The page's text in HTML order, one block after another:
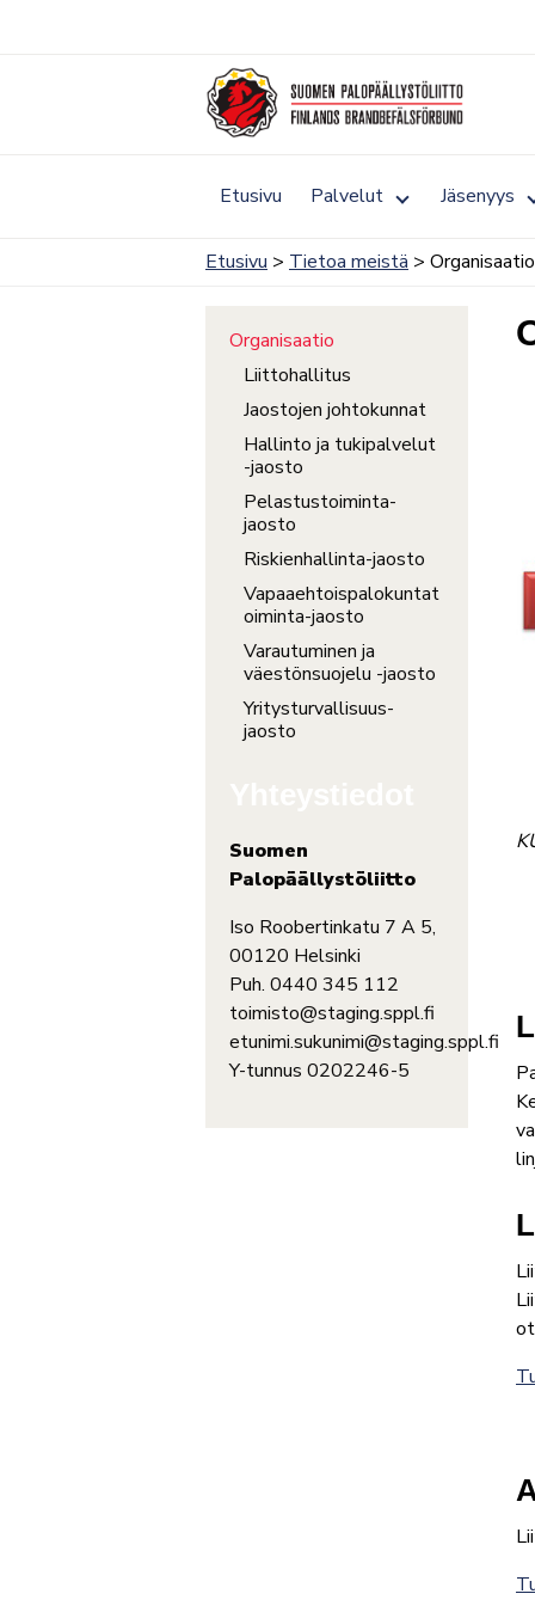
Etusivu Palvelut Toggle
submenu
Palvelut
Jäsenyys
Etusivu > Tietoa meistä > Organisaatio
Organisaatio
Liittohallitus
Jaostojen johtokunnat
Hallinto ja tukipalvelut
-jaosto
Pelastustoiminta-
jaosto
Riskienhallinta-jaosto
Vapaaehtoispalokuntat
oiminta-jaosto
Varautuminen ja
väestönsuojelu -jaosto
Yritysturvallisuus-
jaosto
Suomen
Palopäällystöliitto
Iso Roobertinkatu 7 A 5,
00120 Helsinki
Puh. 0440 345 112
toimisto@staging.sppl.fi
etunimi.sukunimi@staging.sppl.fi
Y-tunnus 0202246-5